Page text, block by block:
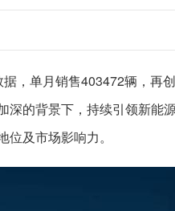
，单月销售403472辆，再
深的背景下，持续引领新能
及市场影响力。